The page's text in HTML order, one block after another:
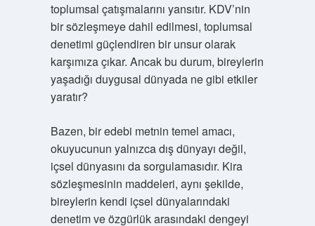
toplumsal çatışmalarını yansıtır. KDV’nin
bir sözleşmeye dahil edilmesi, toplumsal
denetimi güçlendiren bir unsur olarak
karşımıza çıkar. Ancak bu durum, bireylerin
yaşadığı duygusal dünyada ne gibi etkiler
yaratır?
Bazen, bir edebi metnin temel amacı,
okuyucunun yalnızca dış dünyayı değil,
içsel dünyasını da sorgulamasıdır. Kira
sözleşmesinin maddeleri, aynı şekilde,
bireylerin kendi içsel dünyalarındaki
denetim ve özgürlük arasındaki dengeyi